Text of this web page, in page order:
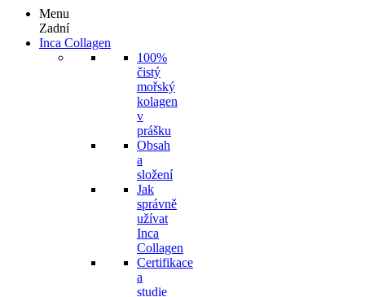
Menu
Zadní
Inca Collagen
100%
čistý
mořský
kolagen
v
prášku
Obsah
a
složení
Jak
správně
užívat
Inca
Collagen
Certifikace
a
studie